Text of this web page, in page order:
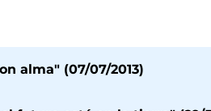
alma" (07/07/2013)